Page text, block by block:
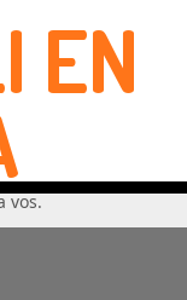
EN
vos.